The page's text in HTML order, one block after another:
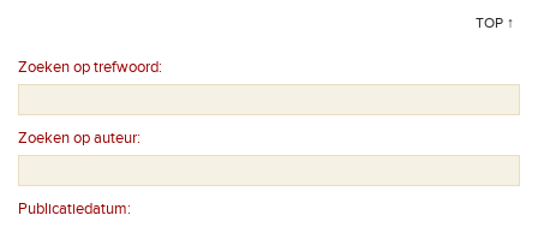
TOP ↑
Zoeken op trefwoord:
Zoeken op auteur:
Publicatiedatum: